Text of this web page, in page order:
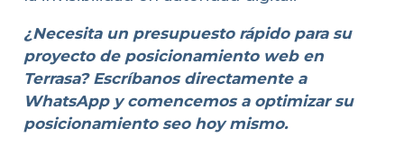
¿Necesita un presupuesto rápido para su
proyecto de posicionamiento web en
Terrasa? Escríbanos directamente a
WhatsApp y comencemos a optimizar su
posicionamiento seo hoy mismo.